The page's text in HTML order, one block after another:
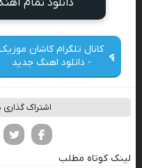
کانال تلگرام کاشان موزیک
- دانلود اهنگ جدید
اشتراک
لینک کوتاه مطلب